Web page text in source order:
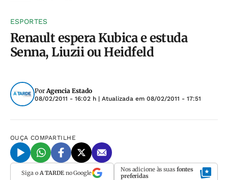
ESPORTES
Renault espera Kubica e estuda
Senna, Liuzii ou Heidfeld
PorAgencia Estado
08/02/2011 - 16:02 h | Atualizada em 08/02/2011 - 17:51
OUÇA COMPARTILHE
Siga o A TARDEno Google Nos adicione às suas fontes
preferidas